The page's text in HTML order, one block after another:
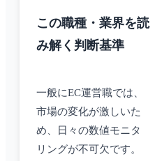
この職種・業界を読
み解く判断基準
一般にEC運営職では、
市場の変化が激しいた
め、日々の数値モニタ
リングが不可欠です。